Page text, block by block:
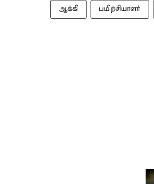
ஆக்கி பயிற்சியாளர்